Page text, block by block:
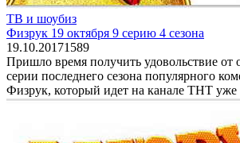
ТВ и шоубиз
Физрук 19 октября 9 серию 4 сезона
19.10.20171 589
Пришло время получить удовольствие от
серии последнего сезона популярного
Физрук, который идет на канале ТНТ уже